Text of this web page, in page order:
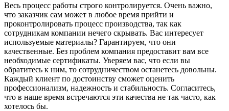
Весь процесс работы строго контролируется. Очень важно,
что заказчик сам может в любое время прийти и
проконтролировать процесс производства, так как
сотрудникам компании нечего скрывать. Вас интересует
используемые материалы? Гарантируем, что они
качественные. Без проблем компания предоставит вам все
необходимые сертификаты. Уверяем вас, что если вы
обратитесь к ним, то сотрудничеством останетесь довольны.
Каждый клиент по достоинству сможет оценить
профессионализм, надежность и стабильность. Согласитесь,
что в наше время встречаются эти качества не так часто, как
хотелось бы.